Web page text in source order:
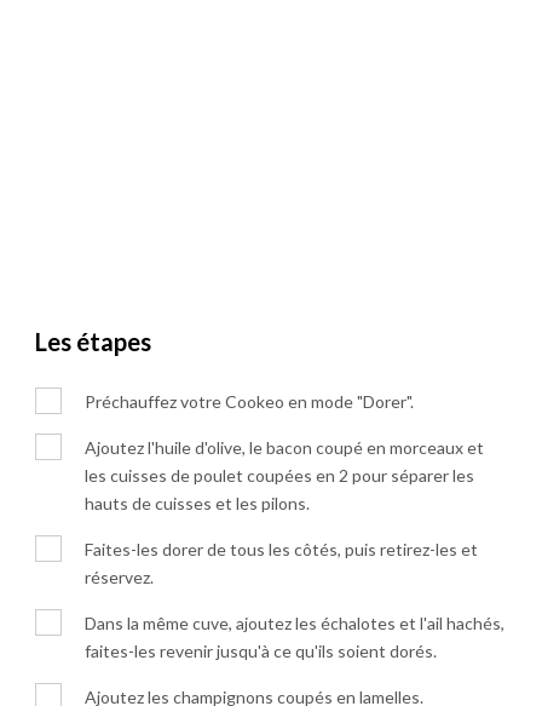
Les étapes
Préchauffez votre Cookeo en mode "Dorer".
Ajoutez l'huile d'olive, le bacon coupé en morceaux et
les cuisses de poulet coupées en 2 pour séparer les
hauts de cuisses et les pilons.
Faites-les dorer de tous les côtés, puis retirez-les et
réservez.
Dans la même cuve, ajoutez les échalotes et l'ail hachés,
faites-les revenir jusqu'à ce qu'ils soient dorés.
Ajoutez les champignons coupés en lamelles.